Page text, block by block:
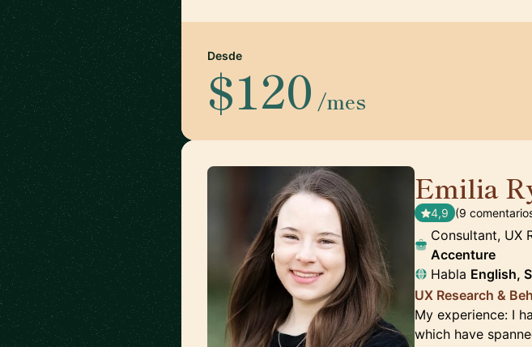
Desde
$120 /mes
Emilia
4,9 (9
Consultant, UX
Accenture
Habla English,
UX Research &
My experience: I
which have